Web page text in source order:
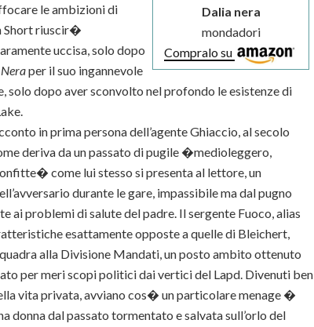
Dalia nera
mondadori
Compralo su
le ambizioni di
Short riuscir�
uccisa, solo dopo
per il suo ingannevole
solo dopo aver sconvolto nel profondo le esistenze di
in prima persona dell’agente Ghiaccio, al secolo
deriva da un passato di pugile �medioleggero,
come lui stesso si presenta al lettore, un
durante le gare, impassibile ma dal pugno
ai problemi di salute del padre. Il sergente Fuoco, alias
esattamente opposte a quelle di Bleichert,
alla Divisione Mandati, un posto ambito ottenuto
per meri scopi politici dai vertici del Lapd. Divenuti ben
vita privata, avviano cos� un particolare menage �
donna dal passato tormentato e salvata sull’orlo del